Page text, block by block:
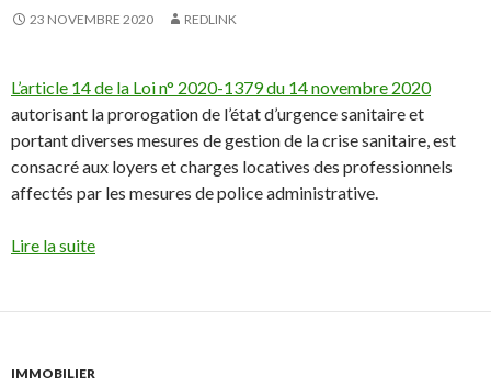
23 NOVEMBRE 2020 REDLINK
L’article 14 de la Loi n° 2020-1379 du 14 novembre 2020
autorisant la prorogation de l’état d’urgence sanitaire et
portant diverses mesures de gestion de la crise sanitaire, est
consacré aux loyers et charges locatives des professionnels
affectés par les mesures de police administrative.
Lire la suite
IMMOBILIER